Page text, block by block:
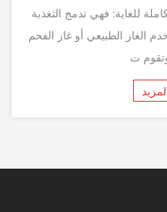
ومتكاملة للغاية: فهي تدمج
والتسخين والقطع والتثبيت. إنها تستخدم الغاز الطبيعي أو
عرض المزيد